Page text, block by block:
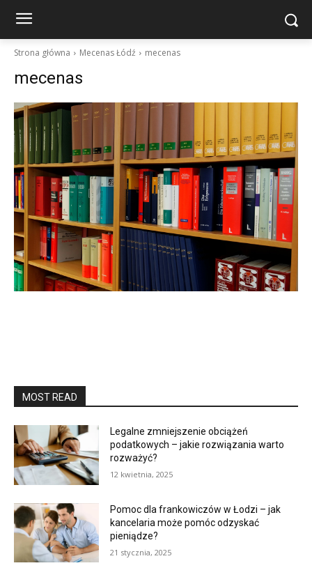
Strona główna Mecenas Łódź mecenas
mecenas
MOST READ
Legalne zmniejszenie obciążeń
podatkowych – jakie rozwiązania warto
rozważyć?
12 kwietnia, 2025
Pomoc dla frankowiczów w Łodzi – jak
kancelaria może pomóc odzyskać
pieniądze?
21 stycznia, 2025